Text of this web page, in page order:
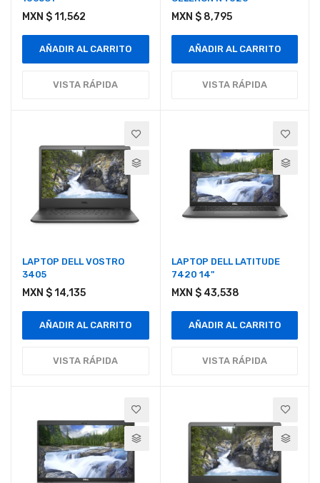
MXN $ 11,562
AÑADIR AL CARRITO
VISTA RÁPIDA
MXN $ 8,795
AÑADIR AL CARRITO
VISTA RÁPIDA
LAPTOP DELL VOSTRO
3405
MXN $ 14,135
AÑADIR AL CARRITO
VISTA RÁPIDA
LAPTOP DELL LATITUDE
7420 14"
MXN $ 43,538
AÑADIR AL CARRITO
VISTA RÁPIDA